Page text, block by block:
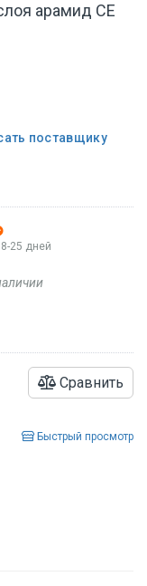
арамид CE
поставщику
25 дней
Сравнить
Быстрый просмотр